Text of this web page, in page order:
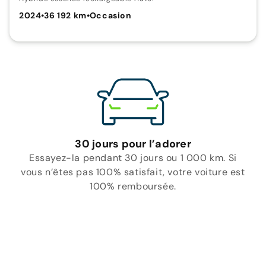
2024•36 192 km•Occasion
30 jours pour l’adorer
Essayez-la pendant 30 jours ou 1 000 km. Si
vous n’êtes pas 100% satisfait, votre voiture est
100% remboursée.